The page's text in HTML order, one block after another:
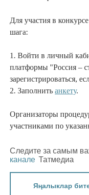
Для участия в
шага:
1. Войти в личный
платформы "Россия –
зарегистрироваться,
2. Заполнить анкету.
Организаторы
участниками по
Следите за самым
канале Татмедиа
Яңалыклар